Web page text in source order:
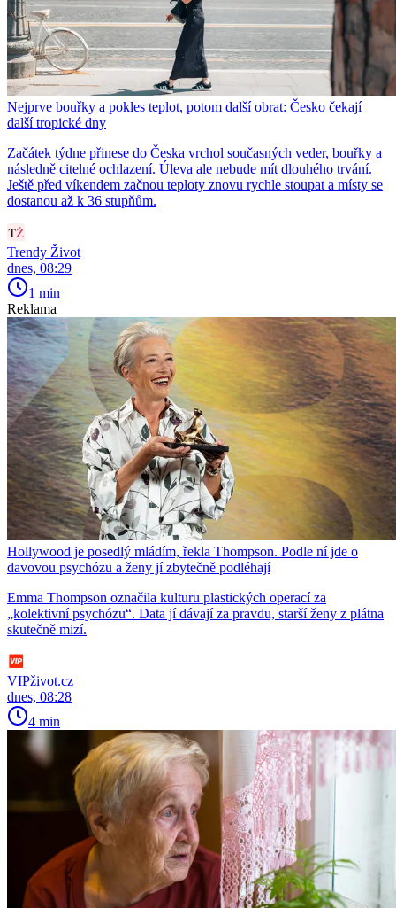
Nejprve bouřky a pokles teplot, potom další obrat: Česko čekají
další tropické dny
Začátek týdne přinese do Česka vrchol současných veder, bouřky a
následně citelné ochlazení. Úleva ale nebude mít dlouhého trvání.
Ještě před víkendem začnou teploty znovu rychle stoupat a místy se
dostanou až k 36 stupňům.
Trendy Život
dnes, 08:29
1 min
Reklama
Hollywood je posedlý mládím, řekla Thompson. Podle ní jde o
davovou psychózu a ženy jí zbytečně podléhají
Emma Thompson označila kulturu plastických operací za
„kolektivní psychózu“. Data jí dávají za pravdu, starší ženy z plátna
skutečně mizí.
VIPživot.cz
dnes, 08:28
4 min